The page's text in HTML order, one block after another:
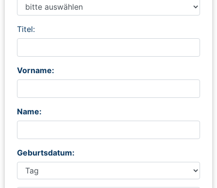
Titel:
Vorname:
Name:
Geburtsdatum: